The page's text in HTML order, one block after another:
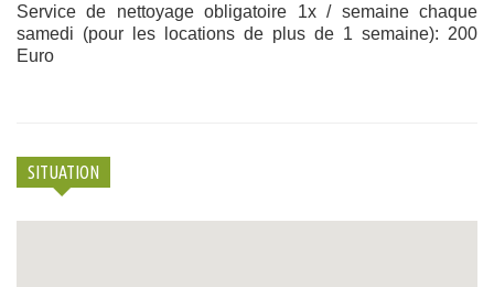
Service de nettoyage obligatoire 1x / semaine chaque
samedi (pour les locations de plus de 1 semaine): 200
Euro
SITUATION